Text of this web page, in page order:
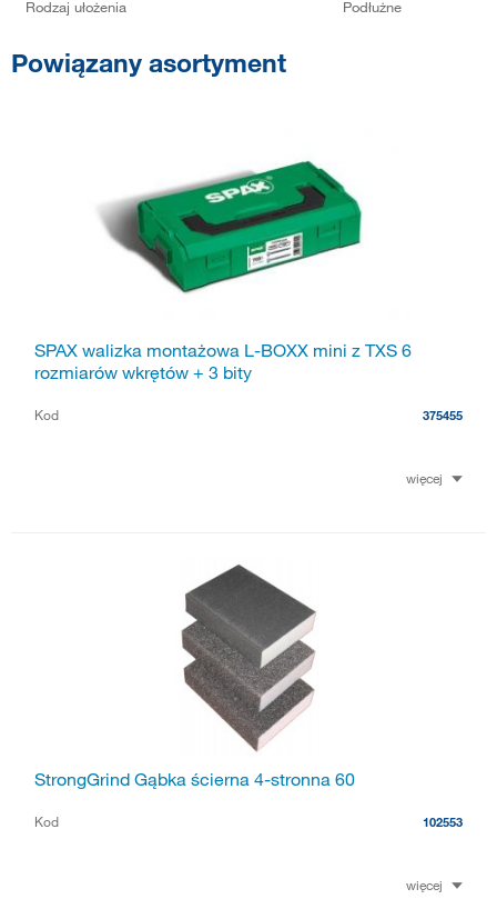
Rodzaj ułożenia Podłużne
Powiązany asortyment
SPAX walizka montażowa L-BOXX mini z TXS 6
rozmiarów wkrętów + 3 bity
Kod 375455
więcej
StrongGrind Gąbka ścierna 4-stronna 60
Kod 102553
więcej